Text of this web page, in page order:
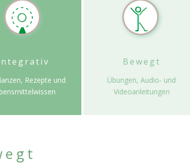
Rezepte und
Bewegt
Übungen, Audio- und
Videoanleitungen